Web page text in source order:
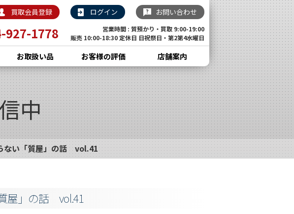
買取会員登録 ログイン お問い合わせ
927-1778
営業時間 : 質預かり・買取 9:00-19:00
販売 10:00-18:30 定休日 日祝祭日・第2第4水曜日
お取扱い品 お客様の評価 店舗案内
中
ない「質屋」の話 vol.41
屋」の話 vol.41